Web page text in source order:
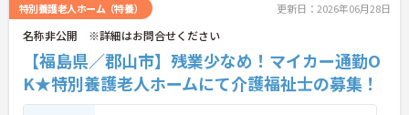
特別養護老人ホーム（特養） 更新日：2026年06月28日
名称非公開 ※詳細はお問合せください
【福島県／郡山市】残業少なめ！マイカー通勤O
K★特別養護老人ホームにて介護福祉士の募集！